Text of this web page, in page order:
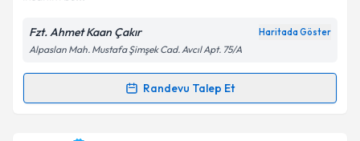
Kişisel verilerimin işlenmesine ilişkin
Aydınlatma
Metni'ni okudum ve kişisel verilerimin belirtilen
kapsamda işlenmesini kabul ediyorum.
Fzt. Ahmet Kaan Çakır Haritada Göster
Alpaslan Mah. Mustafa Şimşek Cad. Avcıl Apt. 75/A
Randevu Talep Et
Randevu Takvimi Talebi